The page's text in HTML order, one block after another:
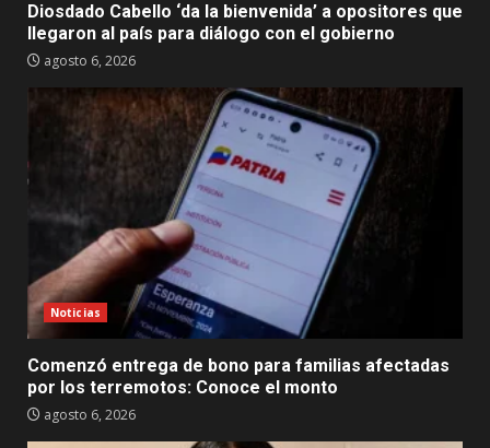
Diosdado Cabello ‘da la bienvenida’ a opositores que
llegaron al país para diálogo con el gobierno
agosto 6, 2026
Noticias
Comenzó entrega de bono para familias afectadas
por los terremotos: Conoce el monto
agosto 6, 2026